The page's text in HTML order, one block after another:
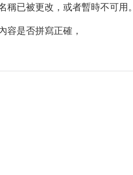
已被更改，或者暫時不可用。
容是否拼寫正確，